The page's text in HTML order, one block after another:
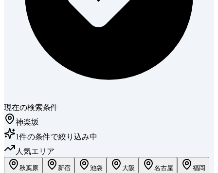
現在の検索条件
神楽坂
1件の条件で絞り込み中
人気エリア
秋葉原 新宿 池袋 大阪 名古屋 福岡